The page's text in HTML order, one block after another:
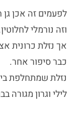
לפעמים זה אכן
וזה נורמלי
אך נזלת כרונית
כבר סיפור אחר.
נזלת שמתחלפת
לילי וגרון מגורה